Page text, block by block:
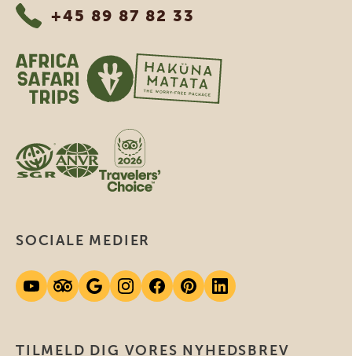
+45 89 87 82 33
TILMELD DIG VORES NYHEDSBREV
SOCIALE MEDIER